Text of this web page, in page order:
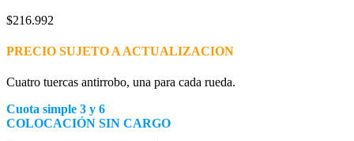
$216.992
PRECIO SUJETO A ACTUALIZACION
Cuatro tuercas antirrobo, una para cada rueda.
Cuota simple 3 y 6
COLOCACIÓN SIN CARGO